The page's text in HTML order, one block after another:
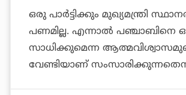
ഒരു പാര്‍ട്ടിക്കും മുഖ്യമന്ത്രി
പണമില്ല. എന്നാല്‍ പഞ്ചാബിനെ
സാധിക്കുമെന്ന
വേണ്ടിയാണ്